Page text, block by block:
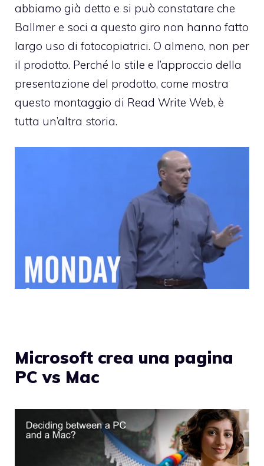
abbiamo già detto e si può constatare che
Ballmer e soci a questo giro non hanno fatto
largo uso di fotocopiatrici. O almeno, non per
il prodotto. Perché lo stile e l’approccio della
presentazione del prodotto, come mostra
questo montaggio di Read Write Web, è
tutta un’altra storia.
Microsoft crea una pagina
PC vs Mac